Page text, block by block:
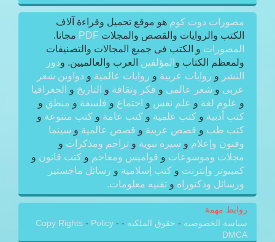
مصورات دوت كوم هو موقع تحميل وقراءة آلاف
الكتب والروايات والقصص والمجلات PDF مجانا.
المصورات و الكتب فى جميع المجالات والتصنيفات
ولمعظم الكتاب و المؤلفين العرب والعالميين. ودور
النشر و روايات عربية و روايات عالمية و دواوين شعر
عربى و شعر عالمى و فكر وثقافة و التاريخ و الجغرافيا
و علوم لغة و علم نفس و اجتماع و فلسفة و منطق و
كتب أدبية و كتب علمية و كتب عامة و كتب متنوعة و
كتب طب و قصص عربية و قصص عالمية و سينما
وفنون وإعلام و سيره نبوية و تراجم ومذكرات و
مجلات وموسوعات و قواميس ومعاجم و كتب قانون و
كمبيوتر وإنترنت و كتب إسلامية و رسائل ماجستير
ورسائل ودكتوراه و تقنيه معلومات.
روابط مهمة
سياسة الخصوصية - حقوق الملكيه -
Copy Rights - Policy -
DMCA